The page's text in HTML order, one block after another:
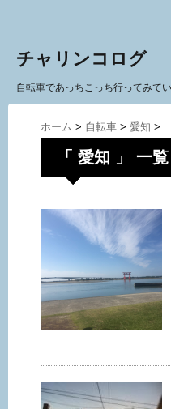
チャリンコログ
自転車であっちこっち行ってみて
ホーム > 自転車 > 愛知 >
「 愛知 」 一覧